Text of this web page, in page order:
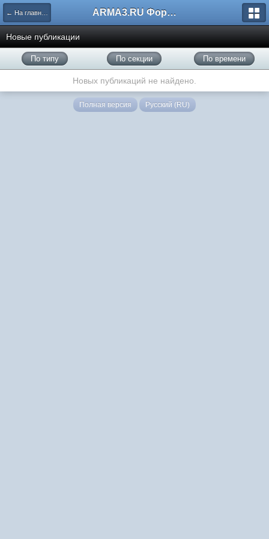
← На главную ARMA3.RU Форум
Новые публикации
По типу По секции По времени
Новых публикаций не найдено.
Полная версия Русский (RU)